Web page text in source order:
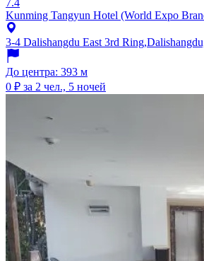
7.4
Kunming Tangyun Hotel (World Expo
3-4 Dalishangdu East 3rd
До центра: 393 м
0 ₽ за 2 чел., 5 ночей